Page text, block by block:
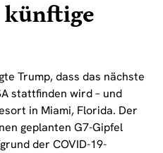
künftige
Trump, dass das nächste
stattfinden wird – und
in Miami, Florida. Der
geplanten G7-Gipfel
der COVID-19-